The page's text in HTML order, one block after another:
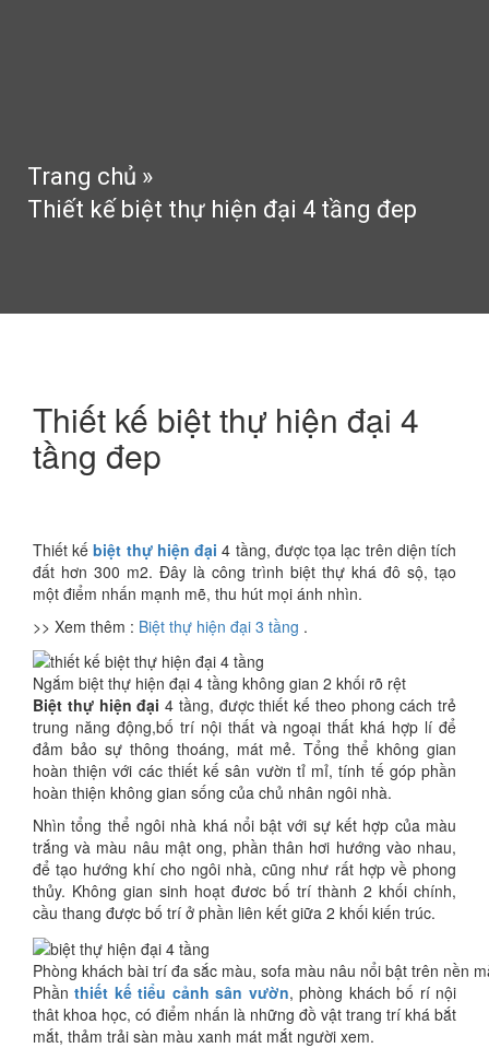
Trang chủ »
Thiết kế biệt thự hiện đại 4 tầng đep
Thiết kế biệt thự hiện đại 4
tầng đep
Thiết kếbiệt thự hiện đại 4 tầng, được tọa lạc trên diện tích
đất hơn 300 m2. Đây là công trình biệt thự khá đô sộ, tạo
một điểm nhấn mạnh mẽ, thu hút mọi ánh nhìn.
>> Xem thêm : Biệt thự hiện đại 3 tầng .
Ngắm biệt thự hiện đại 4 tầng không gian 2 khối rõ rệt
Biệt thự hiện đại 4 tầng, được thiết kế theo phong cách trẻ
trung năng động,bố trí nội thất và ngoại thất khá hợp lí để
đảm bảo sự thông thoáng, mát mẻ. Tổng thể không gian
hoàn thiện với các thiết kế sân vườn tỉ mỉ, tính tế góp phần
hoàn thiện không gian sống của chủ nhân ngôi nhà.
Nhìn tổng thể ngôi nhà khá nổi bật với sự kết hợp của màu
trắng và màu nâu mật ong, phần thân hơi hướng vào nhau,
để tạo hướng khí cho ngôi nhà, cũng như rất hợp về phong
thủy. Không gian sinh hoạt đươc bố trí thành 2 khối chính,
cầu thang được bố trí ở phần liên kết giữa 2 khối kiến trúc.
Phòng khách bài trí đa sắc màu, sofa màu nâu nổi bật trên nền
Phầnthiết kế tiểu cảnh sân vườn, phòng khách bố rí nội
thât khoa học, có điểm nhấn là những đồ vật trang trí khá bắt
mắt, thảm trải sàn màu xanh mát mắt người xem.